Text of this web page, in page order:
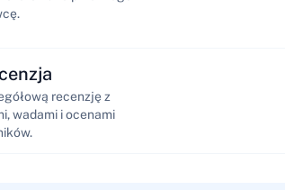
recenzję z
wadami i ocenami